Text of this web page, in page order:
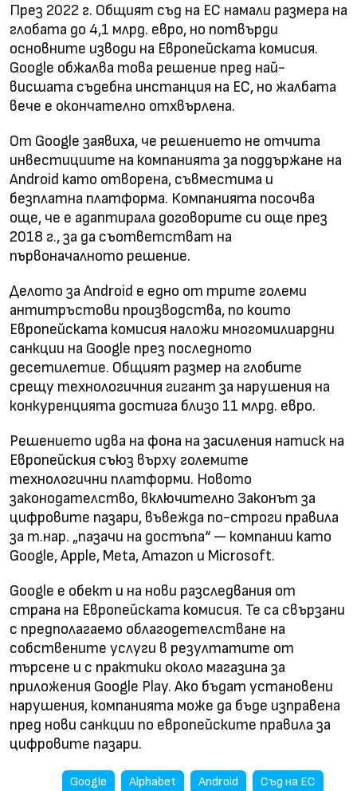
През 2022 г. Общият съд на ЕС намали размера на
глобата до 4,1 млрд. евро, но потвърди
основните изводи на Европейската комисия.
Google обжалва това решение пред най-
висшата съдебна инстанция на ЕС, но жалбата
вече е окончателно отхвърлена.
От Google заявиха, че решението не отчита
инвестициите на компанията за поддържане на
Android като отворена, съвместима и
безплатна платформа. Компанията посочва
още, че е адаптирала договорите си още през
2018 г., за да съответстват на
първоначалното решение.
Делото за Android е едно от трите големи
антитръстови производства, по които
Европейската комисия наложи многомилиардни
санкции на Google през последното
десетилетие. Общият размер на глобите
срещу технологичния гигант за нарушения на
конкуренцията достига близо 11 млрд. евро.
Решението идва на фона на засиления натиск на
Европейския съюз върху големите
технологични платформи. Новото
законодателство, включително Законът за
цифровите пазари, въвежда по-строги правила
за т.нар. „пазачи на достъпа“ — компании като
Google, Apple, Meta, Amazon и Microsoft.
Google е обект и на нови разследвания от
страна на Европейската комисия. Те са свързани
с предполагаемо облагодетелстване на
собствените услуги в резултатите от
търсене и с практики около магазина за
приложения Google Play. Ако бъдат установени
нарушения, компанията може да бъде изправена
пред нови санкции по европейските правила за
цифровите пазари.
Google Alphabet Android Съд на ЕС